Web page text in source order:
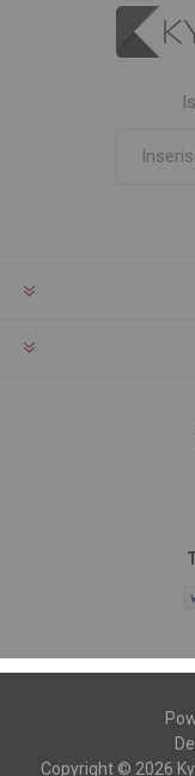
Copyright © 2026